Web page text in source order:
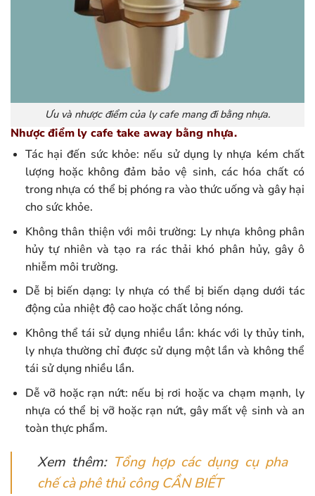
Ưu và nhược điểm của ly cafe mang đi bằng nhựa.
Nhược điểm ly cafe take away bằng nhựa.
Tác hại đến sức khỏe: nếu sử dụng ly nhựa kém chất
lượng hoặc không đảm bảo vệ sinh, các hóa chất có
trong nhựa có thể bị phóng ra vào thức uống và gây hại
cho sức khỏe.
Không thân thiện với môi trường: Ly nhựa không phân
hủy tự nhiên và tạo ra rác thải khó phân hủy, gây ô
nhiễm môi trường.
Dễ bị biến dạng: ly nhựa có thể bị biến dạng dưới tác
động của nhiệt độ cao hoặc chất lỏng nóng.
Không thể tái sử dụng nhiều lần: khác với ly thủy tinh,
ly nhựa thường chỉ được sử dụng một lần và không thể
tái sử dụng nhiều lần.
Dễ vỡ hoặc rạn nứt: nếu bị rơi hoặc va chạm mạnh, ly
nhựa có thể bị vỡ hoặc rạn nứt, gây mất vệ sinh và an
toàn thực phẩm.
Xem thêm: Tổng hợp các dụng cụ pha
chế cà phê thủ công CẦN BIẾT